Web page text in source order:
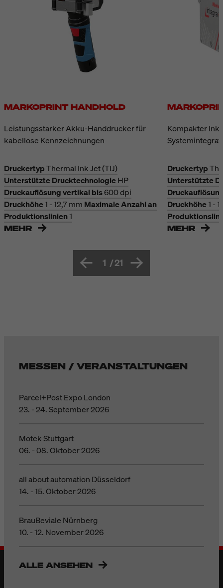
Produktionsumgebungen
und gegen fallendes
Tropfwasser geschützt.
laufenden Betrieb an andere
Steuerung erfolgt über einen
MARKOPRINT HANDHOLD
Leistungsstarker Akku-Handdrucker für
kabellose Kennzeichnungen
DruckertypThermal Ink Jet (TIJ)
Unterstützte DrucktechnologieHP
Druckauflösung vertikal bis600 dpi
Druckhöhe1 - 12,7 mm Maximale Anzahl an
Produktionslinien1
MEHR
Kompakter
Druckertyp
Unterstützte
Druckhöhe1 -
MEHR
1 /21
MESSEN / VERANSTALTUNGEN
Parcel+Post Expo London
23. - 24. September 2026
Motek Stuttgart
06. - 08. Oktober 2026
all about automation Düsseldorf
14. - 15. Oktober 2026
BrauBeviale Nürnberg
10. - 12. November 2026
ALLE ANSEHEN